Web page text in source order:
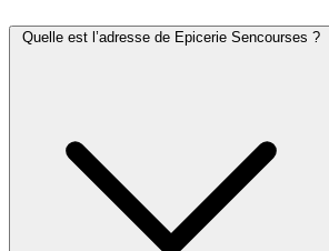
Quelle est l’adresse de Epicerie Sencourses ?